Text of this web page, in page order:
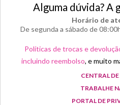
Alguma dúvida? A
Horário de
De segunda a sábado de
Políticas de trocas e
incluindo reembolso, e muito
CENTRAL
TRABALHE
PORTAL DE